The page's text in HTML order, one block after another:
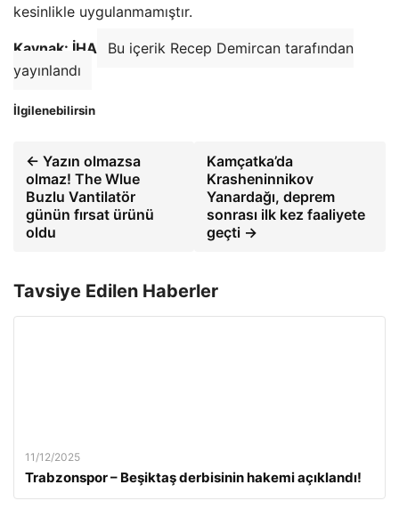
kesinlikle uygulanmamıştır.
Kaynak: İHA
Bu içerik Recep Demircan tarafından
yayınlandı
İlgilenebilirsin
← Yazın olmazsa
olmaz! The Wlue
Buzlu Vantilatör
günün fırsat ürünü
oldu
Kamçatka’da
Krasheninnikov
Yanardağı, deprem
sonrası ilk kez faaliyete
geçti →
Tavsiye Edilen Haberler
11/12/2025
Trabzonspor – Beşiktaş derbisinin hakemi açıklandı!